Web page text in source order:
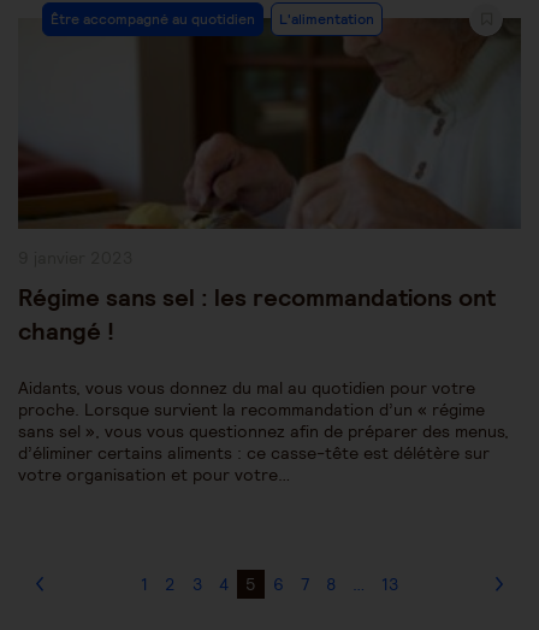
Post
Category:
Être accompagné au quotidien L'alimentation
Régime sans sel : les recommandations ont
changé !
Aidants, vous vous donnez du mal au quotidien pour votre
proche. Lorsque survient la recommandation d’un « régime
sans sel », vous vous questionnez afin de préparer des menus,
d’éliminer certains aliments : ce casse-tête est délétère sur
votre organisation et pour votre…
1 2 3 4 5 6 7 8 … 13